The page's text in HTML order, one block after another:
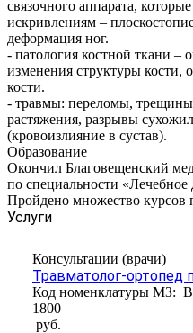
связочного аппарата,
искривлениям –
деформация ног.
- патология костной ткани
изменения структуры кости,
кости.
- травмы: переломы,
растяжения, разрывы
(кровоизлияние в сустав).
Образование
Окончил Благовещенский
по специальности «Лечебное
Пройдено множество
Услуги
Консультации (врачи)
Травматолог-ортопед
Код номенклатуры МЗ:
1800
руб.